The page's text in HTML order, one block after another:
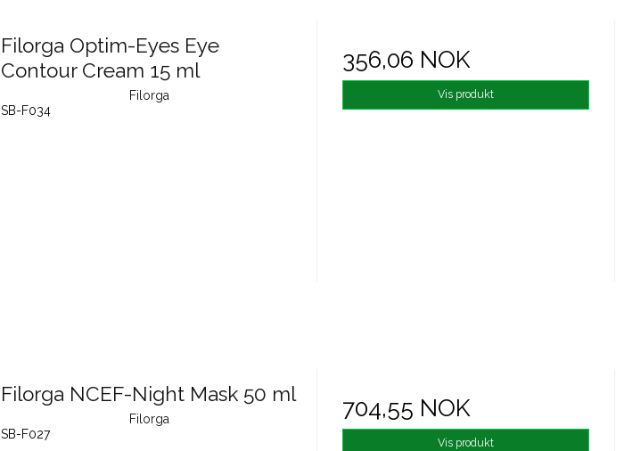
Filorga Optim-Eyes Eye
Contour Cream 15 ml
Filorga
SB-F034
356,06 NOK
Vis produkt
Filorga NCEF-Night Mask 50 ml
Filorga
SB-F027
704,55 NOK
Vis produkt